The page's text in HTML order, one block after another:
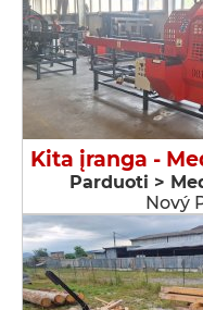
Kita įranga -
Parduoti >
Nový